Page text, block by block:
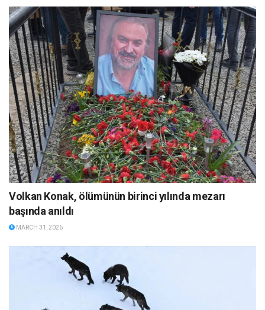
Volkan Konak, ölümünün birinci yılında mezarı
başında anıldı
MARCH 31, 2026